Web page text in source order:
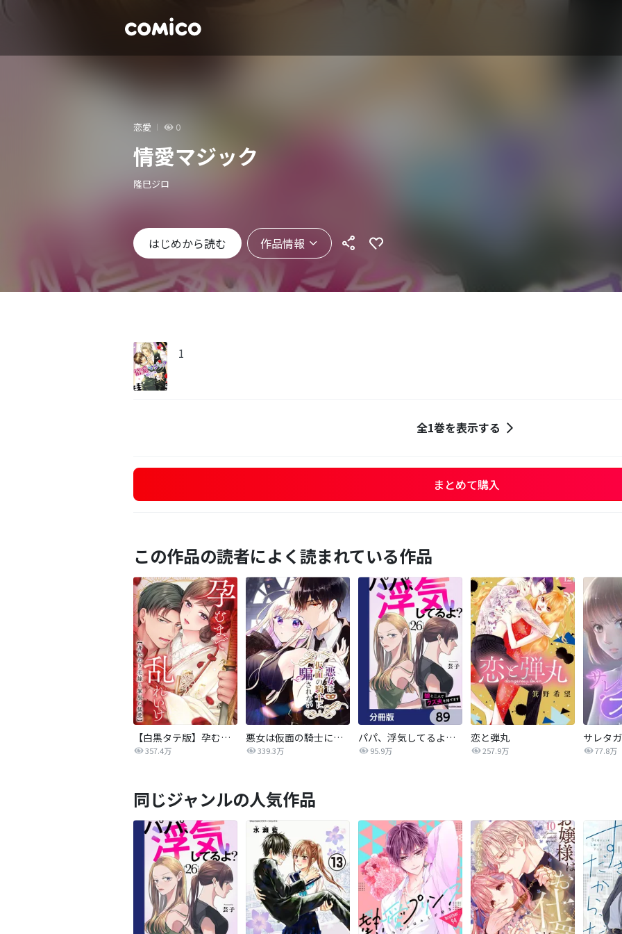
恋愛 0
情愛マジック
隆巳ジロ
はじめから読む 作品情報
1
全1巻を表示する
まとめて購入
この作品の読者によく読まれている作品
【白黒タテ版】孕むまで乱れいけ～身代わり花嫁と軍服の猛愛
357.4万
悪女は仮面の騎士に騙されない
339.3万
パパ、浮気してるよ？娘と二人でクズ夫を捨てます【分冊版】
95.9万
恋と弾丸
257.9万 77.8万
同じジャンルの人気作品